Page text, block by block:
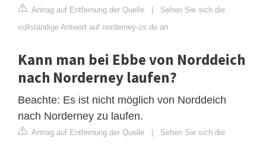
Antrag auf Entfernung der Quelle | Sehen Sie sich die
vollständige Antwort auf norderney-zs.de an
Kann man bei Ebbe von Norddeich
nach Norderney laufen?
Beachte: Es ist nicht möglich von Norddeich
nach Norderney zu laufen.
Antrag auf Entfernung der Quelle | Sehen Sie sich die